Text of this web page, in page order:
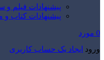
پیشنهادات فیلم و
پیشنهادات کتاب و
0 مورد
ورود ایجاد یک حساب کاربری